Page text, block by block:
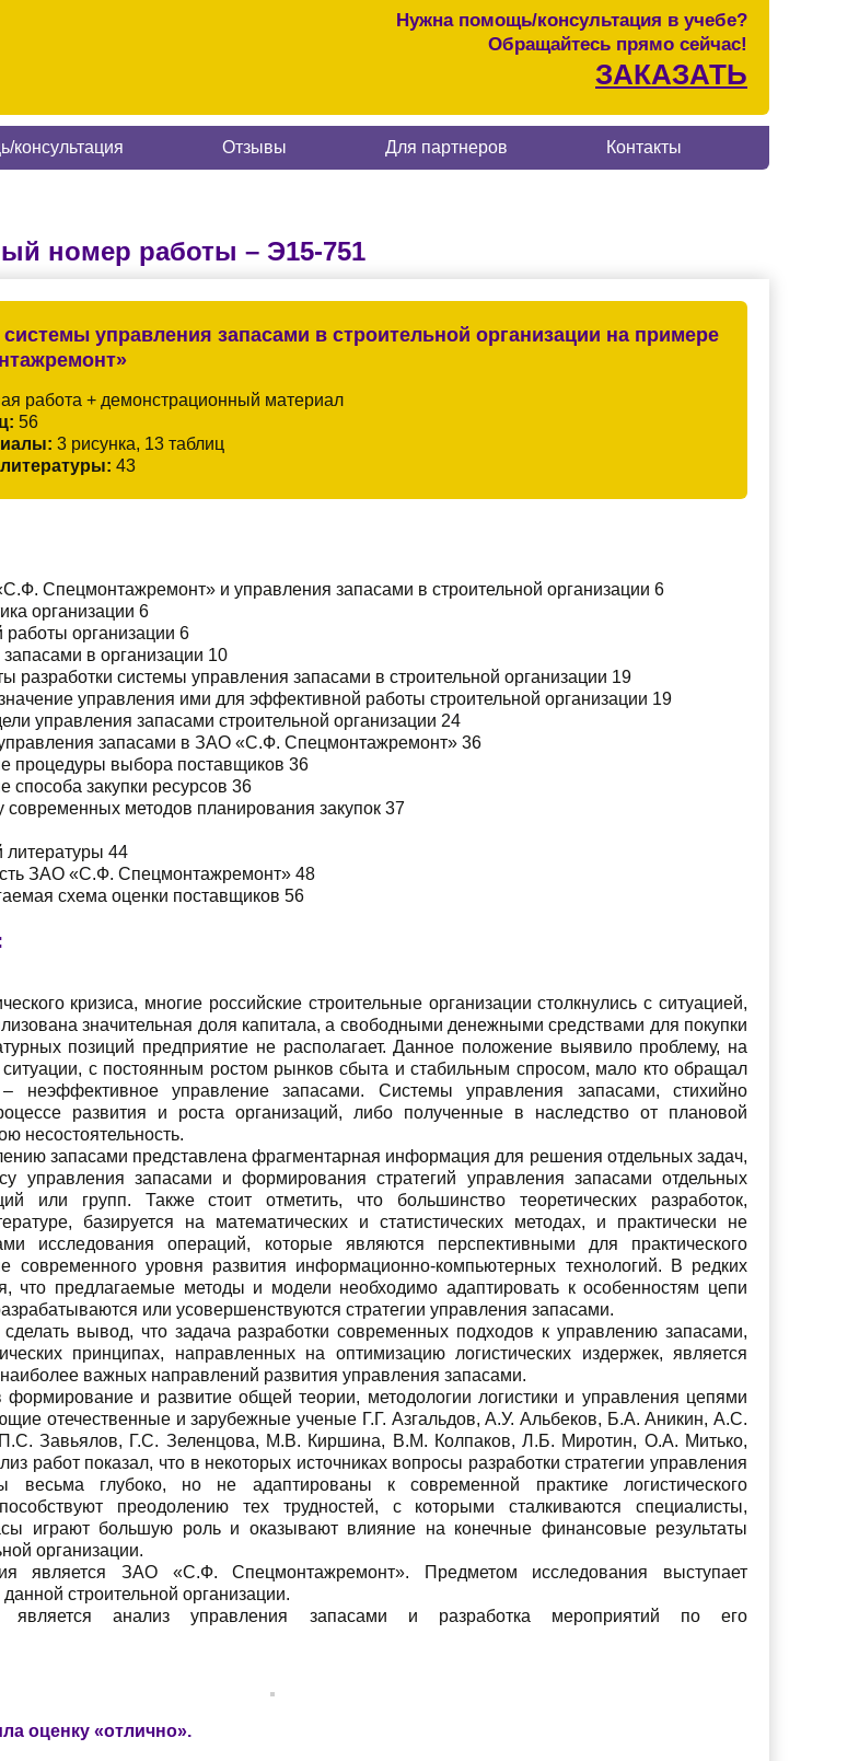
Нужна помощь/консультация в учебе?
Обращайтесь прямо сейчас!
ЗАКАЗАТЬ
консультация Отзывы Для партнеров Контакты
номер работы – Э15-751
системы управления запасами в строительной организации на примере
работа + демонстрационный материал
56
3 рисунка, 13 таблиц
43
Спецмонтажремонт» и управления запасами в строительной организации 6
организации 6
работы организации 6
в организации 10
разработки системы управления запасами в строительной организации 19
управления ими для эффективной работы строительной организации 19
управления запасами строительной организации 24
запасами в ЗАО «С.Ф. Спецмонтажремонт» 36
процедуры выбора поставщиков 36
закупки ресурсов 36
современных методов планирования закупок 37
литературы 44
ЗАО «С.Ф. Спецмонтажремонт» 48
схема оценки поставщиков 56
кризиса, многие российские строительные организации столкнулись с ситуацией,
значительная доля капитала, а свободными денежными средствами для покупки
позиций предприятие не располагает. Данное положение выявило проблему, на
ситуации, с постоянным ростом рынков сбыта и стабильным спросом, мало кто обращал
неэффективное управление запасами. Системы управления запасами, стихийно
развития и роста организаций, либо полученные в наследство от плановой
несостоятельность.
запасами представлена фрагментарная информация для решения отдельных задач,
управления запасами и формирования стратегий управления запасами отдельных
или групп. Также стоит отметить, что большинство теоретических разработок,
базируется на математических и статистических методах, и практически не
исследования операций, которые являются перспективными для практического
современного уровня развития информационно-компьютерных технологий. В редких
что предлагаемые методы и модели необходимо адаптировать к особенностям цепи
или усовершенствуются стратегии управления запасами.
вывод, что задача разработки современных подходов к управлению запасами,
принципах, направленных на оптимизацию логистических издержек, является
важных направлений развития управления запасами.
и развитие общей теории, методологии логистики и управления цепями
отечественные и зарубежные ученые Г.Г. Азгальдов, А.У. Альбеков, Б.А. Аникин, А.С.
Завьялов, Г.С. Зеленцова, М.В. Киршина, В.М. Колпаков, Л.Б. Миротин, О.А. Митько,
работ показал, что в некоторых источниках вопросы разработки стратегии управления
весьма глубоко, но не адаптированы к современной практике логистического
преодолению тех трудностей, с которыми сталкиваются специалисты,
играют большую роль и оказывают влияние на конечные финансовые результаты
организации.
является ЗАО «С.Ф. Спецмонтажремонт». Предметом исследования выступает
строительной организации.
является анализ управления запасами и разработка мероприятий по его
оценку «отлично».